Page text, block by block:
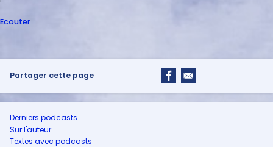
Ecouter
Partager cette page
Derniers podcasts
Sur l'auteur
Textes avec podcasts